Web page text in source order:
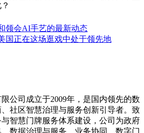
领会AI手艺的最新动态
国正在这场逛戏中处于领先地
公司成立于2009年，是国内领先的数
社区智慧治理与服务创新引导者。致
智慧门牌服务体系建设，公司为政府
数据治理与服务、业务协同、数字门